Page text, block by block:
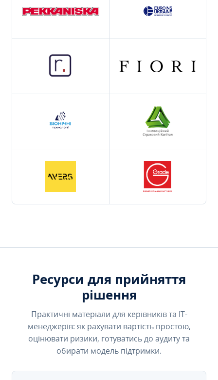
Ресурси для прийняття
рішення
Практичні матеріали для керівників та IT-
менеджерів: як рахувати вартість простою,
оцінювати ризики, готуватись до аудиту та
обирати модель підтримки.